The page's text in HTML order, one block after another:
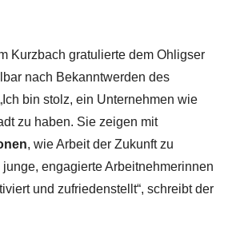
Kurzbach gratulierte dem Ohligser
nach Bekanntwerden des
bin stolz, ein Unternehmen wie
zu haben. Sie zeigen mit
, wie Arbeit der Zukunft zu
engagierte Arbeitnehmerinnen
und zufriedenstellt“, schreibt der